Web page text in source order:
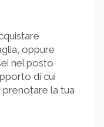
oppure
nel posto
di cui
prenotare la tua